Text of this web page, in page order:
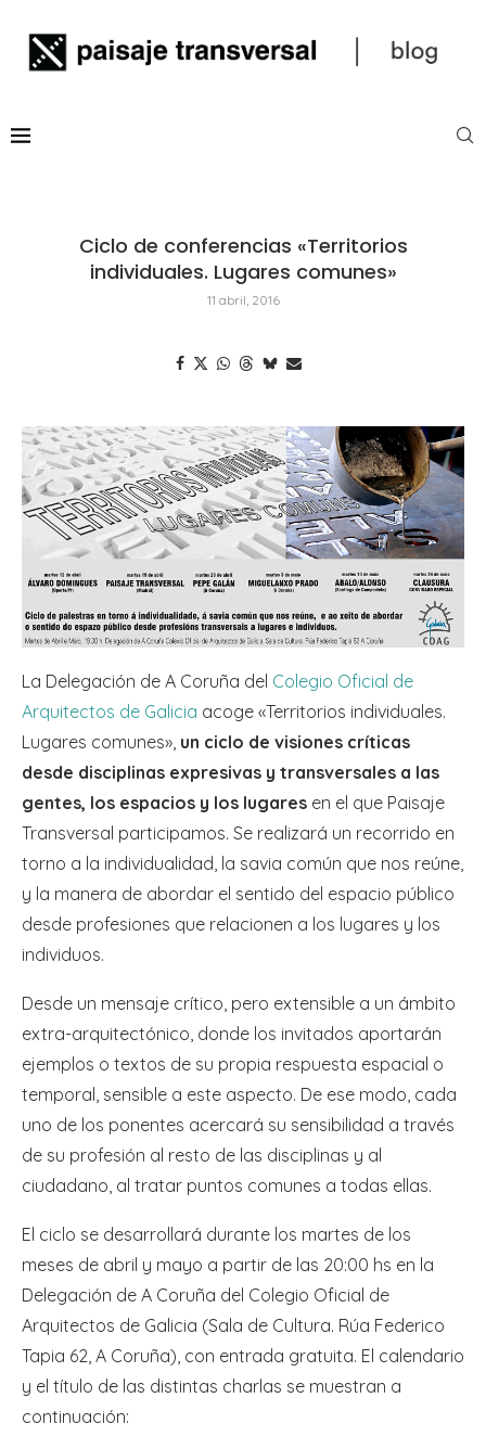
Ciclo de conferencias «Territorios
individuales. Lugares comunes»
11 abril, 2016
La Delegación de A Coruña del Colegio Oficial de
Arquitectos de Galicia acoge «Territorios individuales.
Lugares comunes», un ciclo de visiones críticas
desde disciplinas expresivas y transversales a las
gentes, los espacios y los lugares en el que Paisaje
Transversal participamos. Se realizará un recorrido en
torno a la individualidad, la savia común que nos reúne,
y la manera de abordar el sentido del espacio público
desde profesiones que relacionen a los lugares y los
individuos.
Desde un mensaje crítico, pero extensible a un ámbito
extra-arquitectónico, donde los invitados aportarán
ejemplos o textos de su propia respuesta espacial o
temporal, sensible a este aspecto. De ese modo, cada
uno de los ponentes acercará su sensibilidad a través
de su profesión al resto de las disciplinas y al
ciudadano, al tratar puntos comunes a todas ellas.
El ciclo se desarrollará durante los martes de los
meses de abril y mayo a partir de las 20:00 hs en la
Delegación de A Coruña del Colegio Oficial de
Arquitectos de Galicia (Sala de Cultura. Rúa Federico
Tapia 62, A Coruña), con entrada gratuita. El calendario
y el título de las distintas charlas se muestran a
continuación: